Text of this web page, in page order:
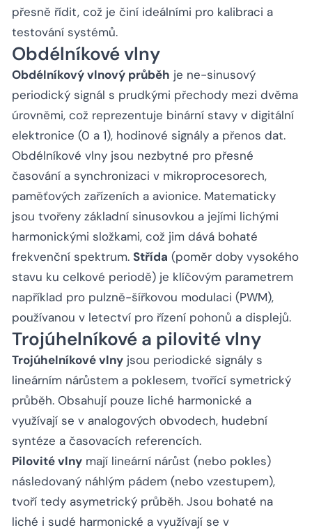
přesně řídit, což je činí ideálními pro kalibraci a
testování systémů.
Obdélníkové vlny
Obdélníkový vlnový průběh je ne-sinusový
periodický signál s prudkými přechody mezi dvěma
úrovněmi, což reprezentuje binární stavy v digitální
elektronice (0 a 1), hodinové signály a přenos dat.
Obdélníkové vlny jsou nezbytné pro přesné
časování a synchronizaci v mikroprocesorech,
paměťových zařízeních a avionice. Matematicky
jsou tvořeny základní sinusovkou a jejími lichými
harmonickými složkami, což jim dává bohaté
frekvenční spektrum. Střída (poměr doby vysokého
stavu ku celkové periodě) je klíčovým parametrem
například pro pulzně-šířkovou modulaci (PWM),
používanou v letectví pro řízení pohonů a displejů.
Trojúhelníkové a pilovité vlny
Trojúhelníkové vlny jsou periodické signály s
lineárním nárůstem a poklesem, tvořící symetrický
průběh. Obsahují pouze liché harmonické a
využívají se v analogových obvodech, hudební
syntéze a časovacích referencích.
Pilovité vlny mají lineární nárůst (nebo pokles)
následovaný náhlým pádem (nebo vzestupem),
tvoří tedy asymetrický průběh. Jsou bohaté na
liché i sudé harmonické a využívají se v